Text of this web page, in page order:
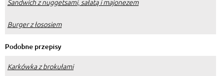
Sandwich z nuggetsami, sałatą i majonezem
Burger z łososiem
Podobne przepisy
Karkówka z brokułami